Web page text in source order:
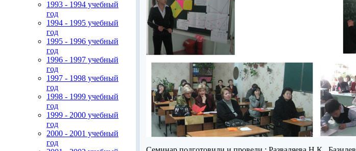
1993 - 1994 учебный
год
1994 - 1995 учебный
год
1995 - 1996 учебный
год
1996 - 1997 учебный
год
1997 - 1998 учебный
год
1998 - 1999 учебный
год
1999 - 2000 учебный
год
2000 - 2001 учебный
год